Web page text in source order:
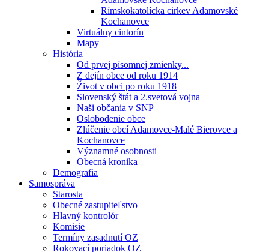
Rímskokatolícka cirkev Adamovské
Kochanovce
Virtuálny cintorín
Mapy
História
Od prvej písomnej zmienky...
Z dejín obce od roku 1914
Život v obci po roku 1918
Slovenský štát a 2.svetová vojna
Naši občania v SNP
Oslobodenie obce
Zlúčenie obcí Adamovce-Malé Bierovce a
Kochanovce
Významné osobnosti
Obecná kronika
Demografia
Samospráva
Starosta
Obecné zastupiteľstvo
Hlavný kontrolór
Komisie
Termíny zasadnutí OZ
Rokovací poriadok OZ